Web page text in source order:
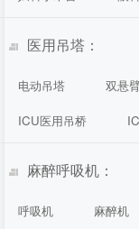
医用吊塔：
电动吊塔 双悬
ICU医用吊桥
麻醉呼吸机：
呼吸机 麻醉机